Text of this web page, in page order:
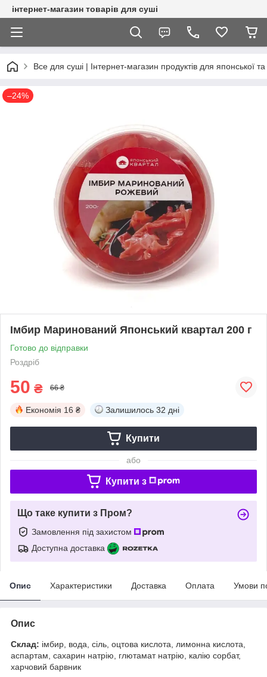
інтернет-магазин товарів для суші
Все для суші | Інтернет-магазин продуктів для японської та
–24%
Імбир Маринований Японський квартал 200 г
Готово до відправки
Роздріб
50 ₴ 66 ₴
Економія 16 ₴ Залишилось 32 дні
Купити
або
Купити з
Що таке купити з Пром?
Замовлення під захистом
Доступна доставка
Опис Характеристики Доставка Оплата Умови
Опис
Склад: імбир, вода, сіль, оцтова кислота, лимонна кислота,
аспартам, сахарин натрію, глютамат натрію, калію сорбат,
харчовий барвник